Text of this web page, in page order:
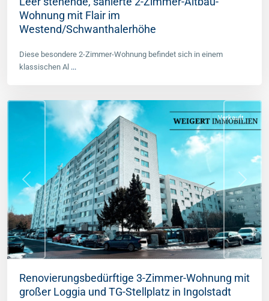
Wohnung mit Flair im
Westend/Schwanthalerhöhe
Diese besondere 2-Zimmer-Wohnung befindet sich in einem
klassischen Al ...
Previous Next
Verkauft
Renovierungsbedürftige 3-Zimmer-Wohnung mit
großer Loggia und TG-Stellplatz in Ingolstadt
West